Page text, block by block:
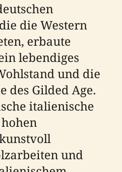
die Western
erbaute
lebendiges
und die
des Gilded Age.
italienische
und